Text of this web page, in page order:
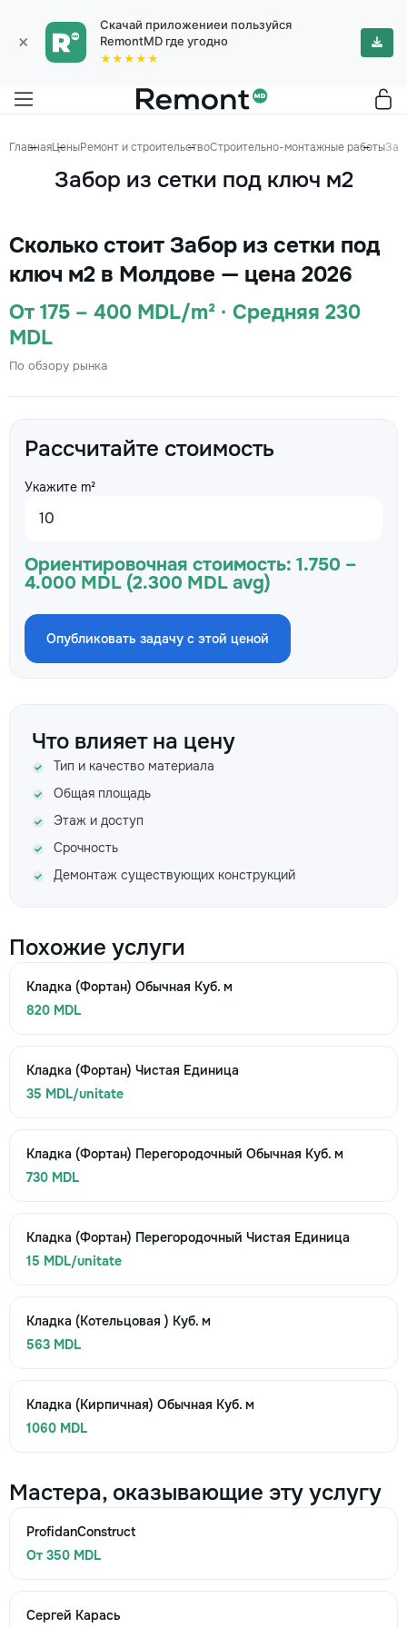
×
Скачай приложениеи пользуйся
RemontMD где угодно
★★★★★
ГлавнаяЦеныРемонт и строительствоСтроительно-монтажные работы
Забор из сетки под ключ м2
Сколько стоит Забор из сетки под
ключ м2 в Молдове — цена 2026
От 175 – 400 MDL/m² · Средняя 230
MDL
По обзору рынка
Рассчитайте стоимость
Укажите m²
Ориентировочная стоимость: 1.750 –
4.000 MDL (2.300 MDL avg)
Опубликовать задачу с этой ценой
Что влияет на цену
Тип и качество материала
Общая площадь
Этаж и доступ
Срочность
Демонтаж существующих конструкций
Похожие услуги
Кладка (Фортан) Обычная Куб. м
820 MDL
Кладка (Фортан) Чистая Единица
35 MDL/unitate
Кладка (Фортан) Перегородочный Обычная Куб. м
730 MDL
Кладка (Фортан) Перегородочный Чистая Единица
15 MDL/unitate
Кладка (Котельцовая ) Куб. м
563 MDL
Кладка (Кирпичная) Обычная Куб. м
1060 MDL
Мастера, оказывающие эту услугу
ProfidanConstruct
От 350 MDL
Сергей Карась